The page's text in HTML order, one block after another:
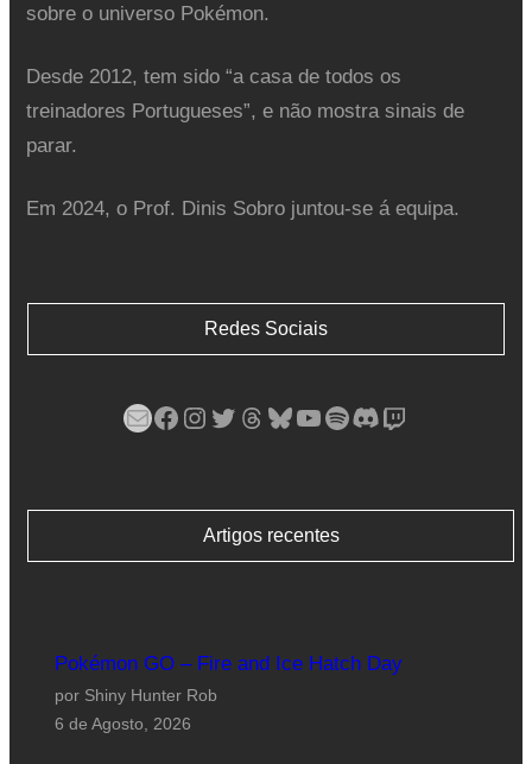
sobre o universo Pokémon.
Desde 2012, tem sido “a casa de todos os
treinadores Portugueses”, e não mostra sinais de
parar.
Em 2024, o Prof. Dinis Sobro juntou-se á equipa.
Redes Sociais
Mail Facebook Instagram Twitter Threads Bluesky YouTube Spotify Discord Twitch
Artigos recentes
Pokémon GO – Fire and Ice Hatch Day
por Shiny Hunter Rob
6 de Agosto, 2026